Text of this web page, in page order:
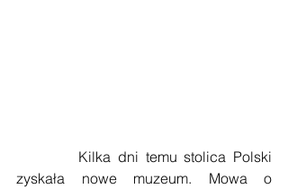
Kilka dni temu stolica Polski
zyskała nowe muzeum. Mowa o